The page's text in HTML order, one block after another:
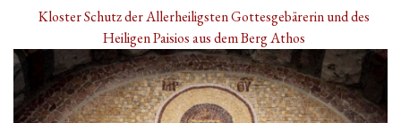
Kloster Schutz der Allerheiligsten Gottesgebärerin und des
Heiligen Paisios aus dem Berg Athos